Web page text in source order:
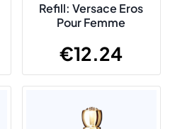
Refill: Versace Eros
Pour Femme
€12.24